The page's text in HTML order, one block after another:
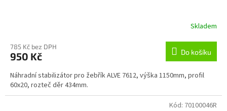
Skladem
785 Kč bez DPH
950 Kč Do košíku
Náhradní stabilizátor pro žebřík ALVE 7612, výška 1150mm, profil
60x20, rozteč děr 434mm.
Kód: 70100046R